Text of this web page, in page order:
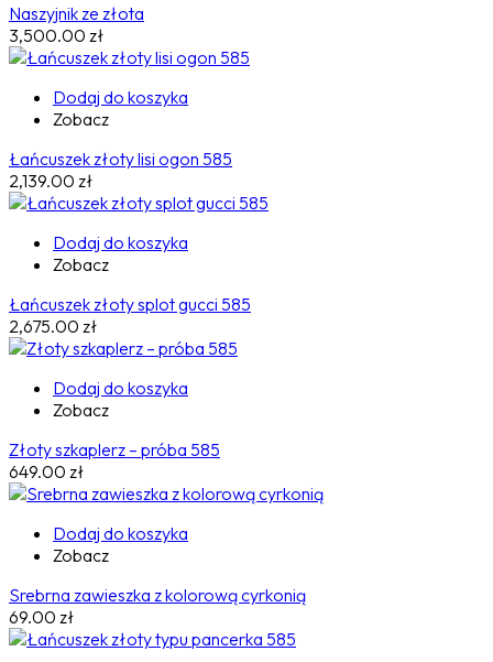
Naszyjnik ze złota
3,500.00 zł
Dodaj do koszyka
Zobacz
Łańcuszek złoty lisi ogon 585
2,139.00 zł
Dodaj do koszyka
Zobacz
Łańcuszek złoty splot gucci 585
2,675.00 zł
Dodaj do koszyka
Zobacz
Złoty szkaplerz – próba 585
649.00 zł
Dodaj do koszyka
Zobacz
Srebrna zawieszka z kolorową cyrkonią
69.00 zł